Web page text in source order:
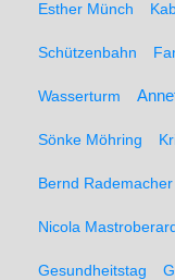
Esther Münch
Schützenbahn
Wasserturm
Sönke Möhring
Bernd Rademacher
Nicola
Gesundheitstag